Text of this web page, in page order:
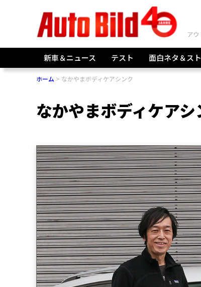
新車＆ニュース テスト 面白ネタ＆ス
ホーム なかやまボディケアシンク
なかやまボディケアシ